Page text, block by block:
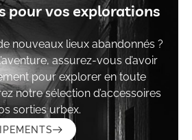
pour vos explorations
nouveaux lieux abandonnés ?
assurez-vous d’avoir
pour explorer en toute
notre sélection d’accessoires
sorties urbex.